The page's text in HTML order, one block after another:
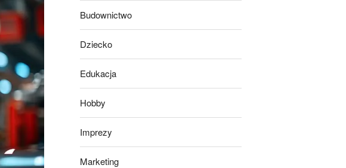
Budownictwo
Dziecko
Edukacja
Hobby
Imprezy
Marketing